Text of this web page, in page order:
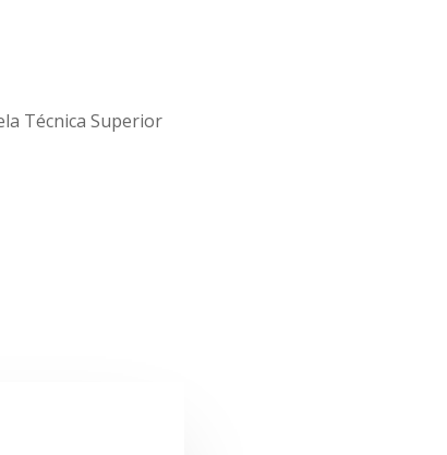
Técnica Superior